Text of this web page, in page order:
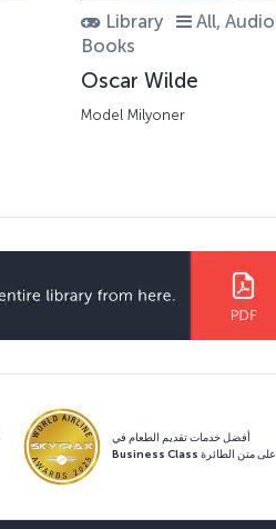
Library
All, Audio
Books
Oscar Wilde
Model Milyoner
أفضل خدمات تقديم الطعام في
Business Class على متن الطائرة